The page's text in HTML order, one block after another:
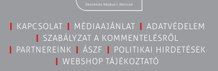
KAPCSOLAT MÉDIAAJÁNLAT
ADATVÉDELEM
SZABÁLYZAT A KOMMENTELÉSRŐL
PARTNEREINK
ÁSZF
POLITIKAI HIRDETÉSEK
WEBSHOP TÁJÉKOZTATÓ